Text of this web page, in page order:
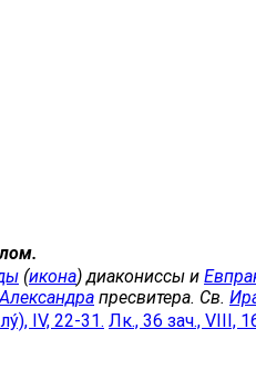
(икона) диакониссы и
Александра пресвитера. Св.
IV, 22-31. Лк., 36 зач., VIII,